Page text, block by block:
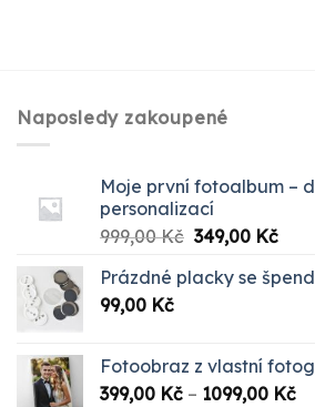
Naposledy zakoupené
Moje první fotoalbum –
personalizací
999,00Kč Původní
byla:
349,00 Kč
je:
Prázdné placky se
99,00 Kč
Fotoobraz z vlastní
399,00 Kč – 1099,00 Kč